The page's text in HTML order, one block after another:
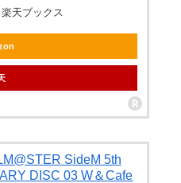
楽天ブックス
SideM 5th
DISC 03 W＆Cafe